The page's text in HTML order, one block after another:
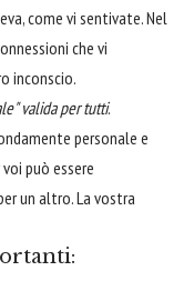
come vi sentivate. Nel
che vi
inconscio.
valida per tutti.
personale e
può essere
un altro. La vostra